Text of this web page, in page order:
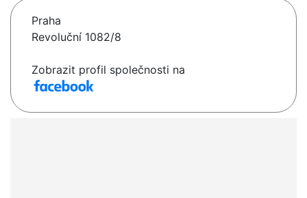
Praha
Revoluční 1082/8
Zobrazit profil společnosti na